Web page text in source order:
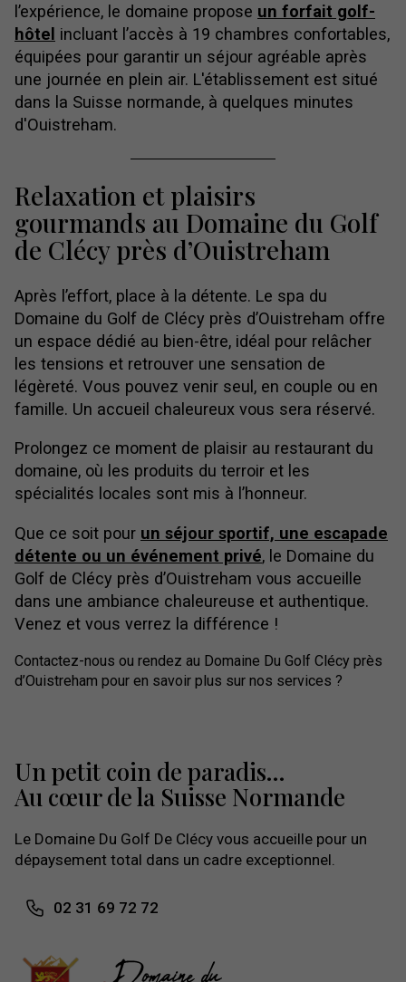
l’expérience, le domaine propose un forfait golf-
hôtel incluant l’accès à 19 chambres confortables,
équipées pour garantir un séjour agréable après
une journée en plein air. L'établissement est situé
dans la Suisse normande, à quelques minutes
d'Ouistreham.
Relaxation et plaisirs
gourmands au Domaine du Golf
de Clécy près d’Ouistreham
Après l’effort, place à la détente. Le spa du
Domaine du Golf de Clécy près d’Ouistreham offre
un espace dédié au bien-être, idéal pour relâcher
les tensions et retrouver une sensation de
légèreté. Vous pouvez venir seul, en couple ou en
famille. Un accueil chaleureux vous sera réservé.
Prolongez ce moment de plaisir au restaurant du
domaine, où les produits du terroir et les
spécialités locales sont mis à l’honneur.
Que ce soit pour un séjour sportif, une escapade
détente ou un événement privé, le Domaine du
Golf de Clécy près d’Ouistreham vous accueille
dans une ambiance chaleureuse et authentique.
Venez et vous verrez la différence !
Contactez-nous ou rendez au Domaine Du Golf Clécy près
d’Ouistreham pour en savoir plus sur nos services ?
Un petit coin de paradis...
Au cœur de la Suisse Normande
Le Domaine Du Golf De Clécy vous accueille pour un
dépaysement total dans un cadre exceptionnel.
02 31 69 72 72